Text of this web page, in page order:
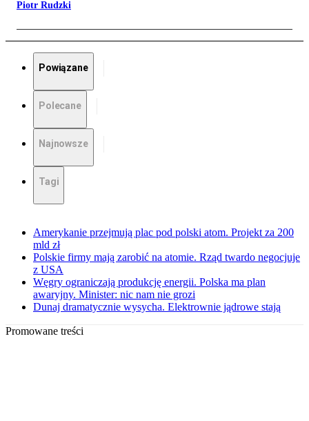
Piotr Rudzki
Powiązane
Polecane
Najnowsze
Tagi
Amerykanie przejmują plac pod polski atom. Projekt za 200
mld zł
Polskie firmy mają zarobić na atomie. Rząd twardo negocjuje
z USA
Węgry ograniczają produkcję energii. Polska ma plan
awaryjny. Minister: nic nam nie grozi
Dunaj dramatycznie wysycha. Elektrownie jądrowe stają
Promowane treści